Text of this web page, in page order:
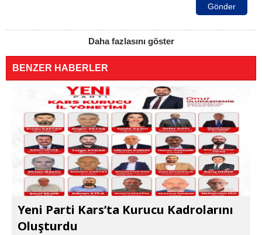
Gönder
Daha fazlasını göster
BENZER HABERLER
Yeni Parti Kars’ta Kurucu Kadrolarını
Oluşturdu